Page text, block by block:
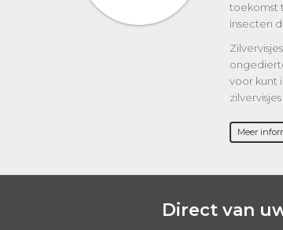
toekomst
insecten
voor kunt
Meer
Direct van